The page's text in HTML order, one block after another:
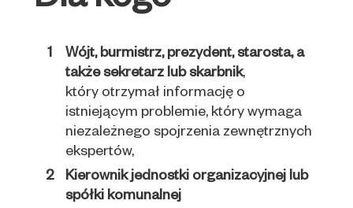
Wójt, burmistrz, prezydent, starosta, a
także sekretarz lub skarbnik,
który otrzymał informację o
istniejącym problemie, który wymaga
niezależnego spojrzenia zewnętrznych
ekspertów,
Kierownik jednostki organizacyjnej lub
spółki komunalnej